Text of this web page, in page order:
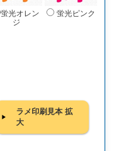
蛍光オレン
ジ
蛍光ピンク
ラメ印刷見本 拡
大